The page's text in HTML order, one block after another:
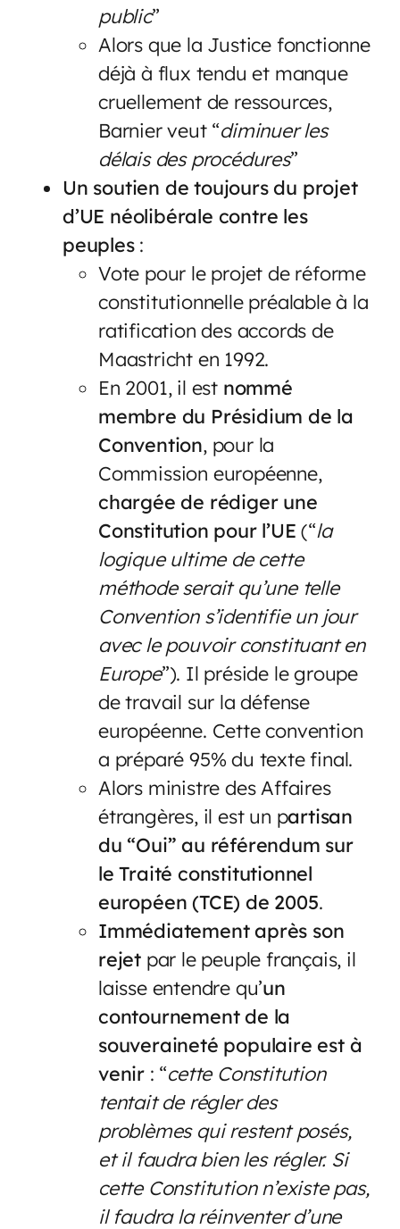
public”
Alors que la Justice fonctionne
déjà à flux tendu et manque
cruellement de ressources,
Barnier veut “diminuer les
délais des procédures”
Un soutien de toujours du projet
d’UE néolibérale contre les
peuples:
Vote pour le projet de réforme
constitutionnelle préalable à la
ratification des accords de
Maastricht en 1992.
En 2001, il est nommé
membre du Présidium de la
Convention, pour la
Commission européenne,
chargée de rédiger une
Constitution pour l’UE (“la
logique ultime de cette
méthode serait qu’une telle
Convention s’identifie un jour
avec le pouvoir constituant en
Europe”). Il préside le groupe
de travail sur la défense
européenne. Cette convention
a préparé 95% du texte final.
Alors ministre des Affaires
étrangères, il est un partisan
du “Oui” au référendum sur
le Traité constitutionnel
européen (TCE) de 2005.
Immédiatement après son
rejet par le peuple français, il
laisse entendre qu’un
contournement de la
souveraineté populaire est à
venir : “cette Constitution
tentait de régler des
problèmes qui restent posés,
et il faudra bien les régler. Si
cette Constitution n’existe pas,
il faudra la réinventer d’une